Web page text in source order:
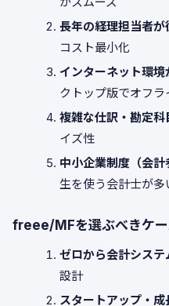
長年の経理担当者
コスト最小化
インターネット環
クトップ版でオフラ
複雑な仕訳・勘定
イズ性
中小企業制度（会
生を使う会計士が多
freee/MFを選ぶべきケ
ゼロから会計システ
設計
スタートアップ・